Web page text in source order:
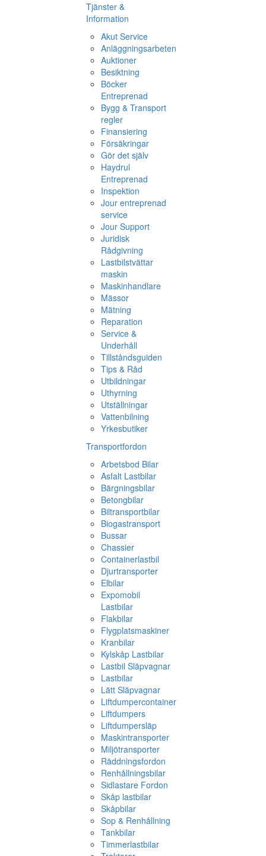
Tjänster &
Information
Akut Service
Anläggningsarbeten
Auktioner
Besiktning
Böcker
Entreprenad
Bygg & Transport
regler
Finansiering
Försäkringar
Gör det själv
Haydrul
Entreprenad
Inspektion
Jour entreprenad
service
Jour Support
Juridisk
Rådgivning
Lastbilstvättar
maskin
Maskinhandlare
Mässor
Mätning
Reparation
Service &
Underhåll
Tillståndsguiden
Tips & Råd
Utbildningar
Uthyrning
Utställningar
Vattenbilning
Yrkesbutiker
Transportfordon
Arbetsbod Bilar
Asfalt Lastbilar
Bärgningsbilar
Betongbilar
Biltransportbilar
Biogastransport
Bussar
Chassier
Containerlastbil
Djurtransporter
Elbilar
Expomobil
Lastbilar
Flakbilar
Flygplatsmaskiner
Kranbilar
Kylskåp Lastbilar
Lastbil Släpvagnar
Lastbilar
Lätt Släpvagnar
Liftdumpercontainer
Liftdumpers
Liftdumpersläp
Maskintransporter
Miljötransporter
Räddningsfordon
Renhållningsbilar
Sidlastare Fordon
Skåp lastbilar
Skåpbilar
Sop & Renhållning
Tankbilar
Timmerlastbilar